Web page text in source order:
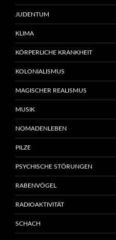
JUDENTUM
KLIMA
KÖRPERLICHE KRANKHEIT
KOLONIALISMUS
MAGISCHER REALISMUS
MUSIK
NOMADENLEBEN
PILZE
PSYCHISCHE STÖRUNGEN
RABENVÖGEL
RADIOAKTIVITÄT
SCHACH